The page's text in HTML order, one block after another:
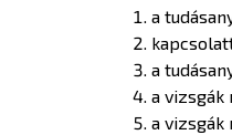
a
a
a vizsgák
a vizsgák